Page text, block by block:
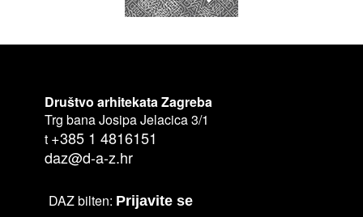
Društvo arhitekata Zagreba
Trg bana Josipa Jelacica 3/1
t +385 1 4816151
daz@d-a-z.hr
DAZ bilten: Prijavite se